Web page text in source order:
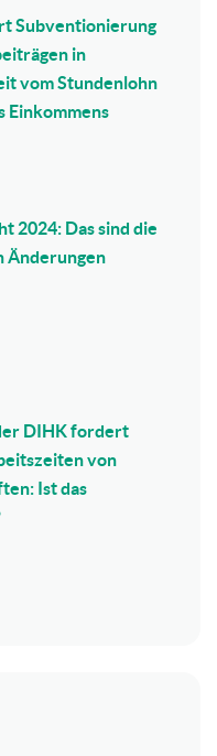
Subventionierung
in
vom Stundenlohn
Einkommens
2024: Das sind die
Änderungen
DIHK fordert
von
Ist das